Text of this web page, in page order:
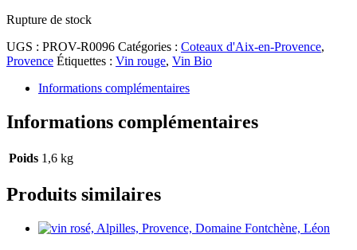
Rupture de stock
UGS : PROV-R0096 Catégories : Coteaux d'Aix-en-Provence,
Provence Étiquettes : Vin rouge, Vin Bio
Informations complémentaires
Informations complémentaires
Poids 1,6 kg
Produits similaires